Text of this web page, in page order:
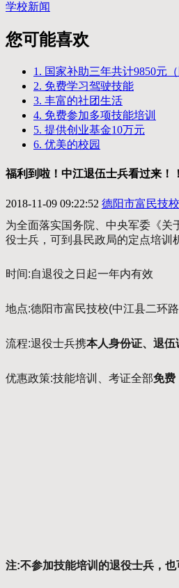
学校新闻
您可能喜欢
1. 国家补助三年共计9850元
2. 免费学习驾驶技能
3. 丰富的社团生活
4. 免费参加多项技能培训
5. 提供创业基金10万元
6. 优美的校园
福利到啦！中江退伍士兵看过来！
2018-11-09 09:22:52 德阳市富民技
为全面落实国务院、中央军委《关
役士兵，可到县民政局的定点培训
时间:自退役之日起一年内有效
地点:德阳市富民技校(中江县二环
流程:退役士兵携本人身份证、退伍
优惠政策:技能培训、考证全部免费
注:不参加技能培训的退役士兵，